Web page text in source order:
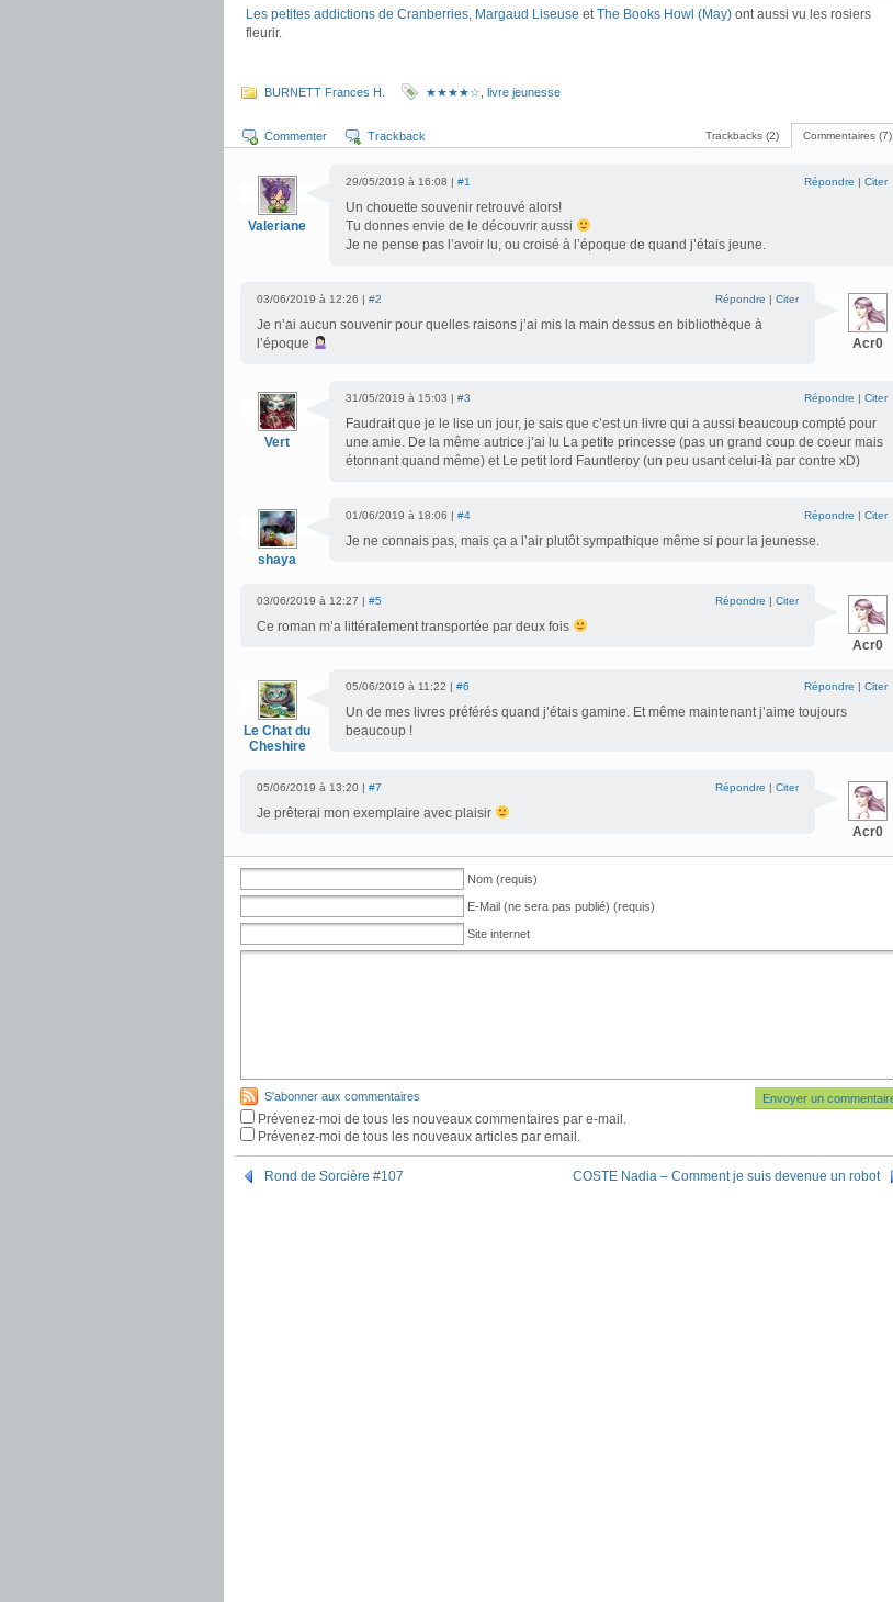
Les petites addictions de Cranberries, Margaud Liseuse etThe Books Howl (May) ont aussi vu les rosiers
fleurir.
BURNETT Frances H. ★★★★☆ livre jeunesse
Commentaires (7)
Trackbacks (2)
Commenter Trackback
Valeriane
29/05/2019 à 16:08 | #1 Répondre | Citer
Un chouette souvenir retrouvé alors!
Tu donnes envie de le découvrir aussi
Je ne pense pas l’avoir lu, ou croisé à l’époque de quand j’étais jeune.
Acr0
03/06/2019 à 12:26 | #2 Répondre | Citer
Je n’ai aucun souvenir pour quelles raisons j’ai mis la main dessus en bibliothèque à
l’époque
Vert
31/05/2019 à 15:03 | #3 Répondre | Citer
Faudrait que je le lise un jour, je sais que c’est un livre qui a aussi beaucoup compté pour
une amie. De la même autrice j’ai lu La petite princesse (pas un grand coup de coeur mais
étonnant quand même) et Le petit lord Fauntleroy (un peu usant celui-là par contre xD)
shaya
01/06/2019 à 18:06 | #4 Répondre | Citer
Je ne connais pas, mais ça a l’air plutôt sympathique même si pour la jeunesse.
Acr0
03/06/2019 à 12:27 | #5 Répondre | Citer
Ce roman m’a littéralement transportée par deux fois
Le Chat du
Cheshire
05/06/2019 à 11:22 | #6 Répondre | Citer
Un de mes livres préférés quand j’étais gamine. Et même maintenant j’aime toujours
beaucoup !
Acr0
05/06/2019 à 13:20 | #7 Répondre | Citer
Je prêterai mon exemplaire avec plaisir
Nom (requis)
E-Mail (ne sera pas publié) (requis)
Site internet
S'abonner aux commentaires
Prévenez-moi de tous les nouveaux commentaires par e-mail.
Prévenez-moi de tous les nouveaux articles par email.
Rond de Sorcière #107 COSTE Nadia – Comment je suis devenue un robot